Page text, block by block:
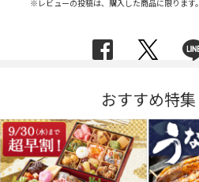
※レビューの投稿は、購入した商品に限ります。
おすすめ特集